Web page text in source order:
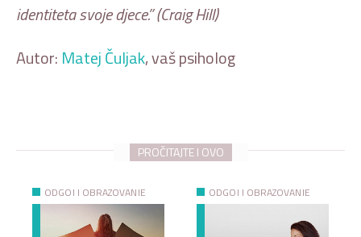
identiteta svoje djece.” (Craig Hill)
Autor: Matej Čuljak, vaš psiholog
PROČITAJTE I OVO
ODGOJ I OBRAZOVANJE ODGOJ I OBRAZOVANJE